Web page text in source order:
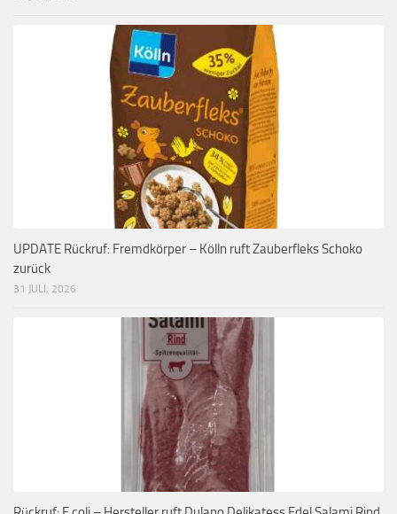
UPDATE Rückruf: Fremdkörper – Kölln ruft Zauberfleks Schoko
zurück
31 JULI, 2026